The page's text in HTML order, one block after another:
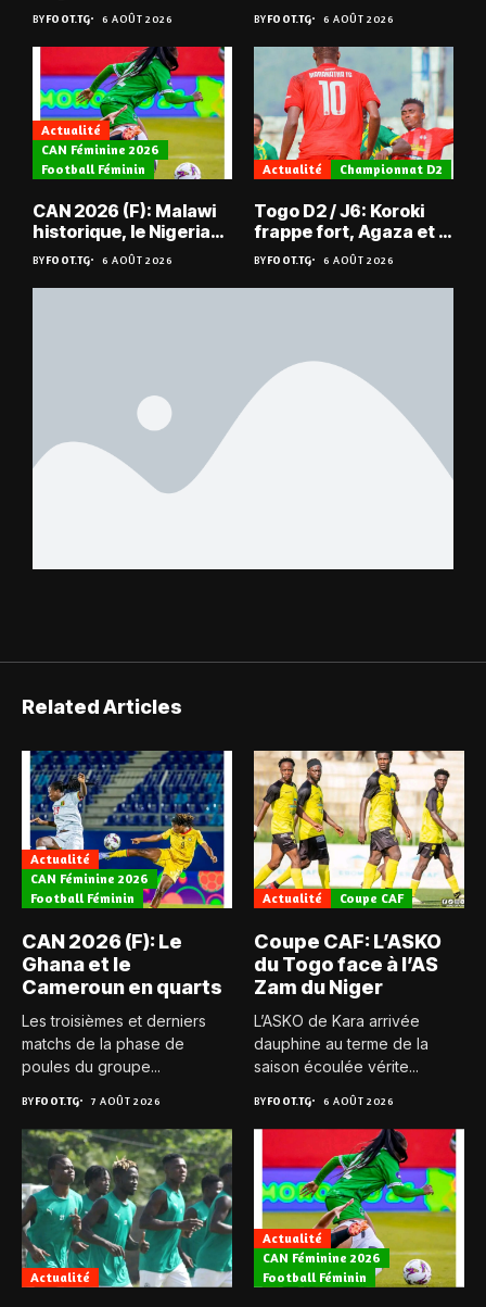
du Niger
BYFOOT.TG 6 AOÛT 2026
les Mimos
BYFOOT.TG 6 AOÛT 2026
Actualité
CAN Féminine 2026
Football Féminin
CAN 2026 (F): Malawi
historique, le Nigeria
sauvé, la Zambie
éliminée
BYFOOT.TG 6 AOÛT 2026
Actualité Championnat D2
Togo D2 / J6: Koroki
frappe fort, Agaza et la
JCA assurent,
suspense avant Sara
FC – Doumbé FC
BYFOOT.TG 6 AOÛT 2026
Related Articles
Actualité
CAN Féminine 2026
Football Féminin
CAN 2026 (F): Le
Ghana et le
Cameroun en quarts
Les troisièmes et derniers
matchs de la phase de
poules du groupe...
BYFOOT.TG 7 AOÛT 2026
Actualité Coupe CAF
Coupe CAF: L’ASKO
du Togo face à l’AS
Zam du Niger
L’ASKO de Kara arrivée
dauphine au terme de la
saison écoulée vérite...
BYFOOT.TG 6 AOÛT 2026
Actualité
Actualité
CAN Féminine 2026
Football Féminin